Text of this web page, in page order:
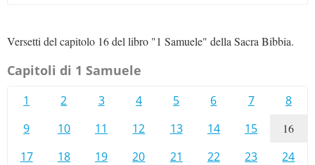
Versetti del capitolo 16 del libro "1 Samuele" della Sacra Bibbia.
Capitoli di 1 Samuele
1 2 3 4 5 6 7
8
9
10 11 12 13 14 15 16
17 18 19 20 21 22 23
24